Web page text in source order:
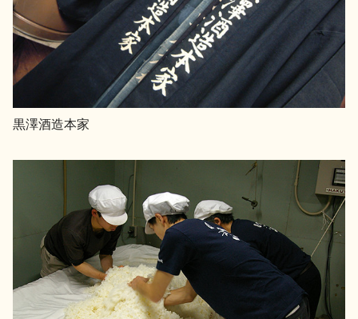
季節の商品 イベント情報
地酒蔵元会WEB展示会 地酒蔵元会利酒会
美味しい地酒の選び方
地酒蔵元会とは
お問い合わせ
黒澤酒造本家